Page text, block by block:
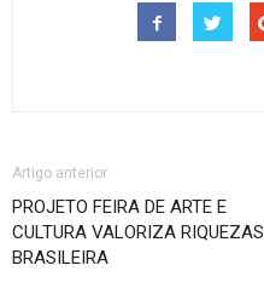
Artigo anterior
PROJETO FEIRA DE ARTE E
CULTURA VALORIZA RIQUEZAS
BRASILEIRA